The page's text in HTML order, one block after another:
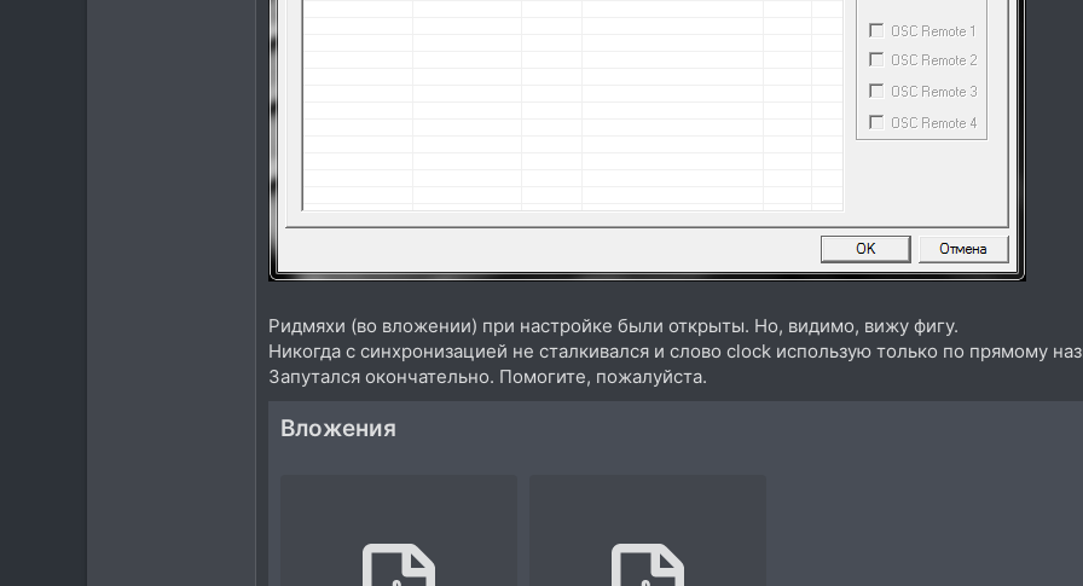
Ридмяхи (во вложении) при настройке были открыты. Но, видимо, вижу фигу.
Никогда с синхронизацией не сталкивался и слово clock использую только по прямому
Запутался окончательно. Помогите, пожалуйста.
Вложения